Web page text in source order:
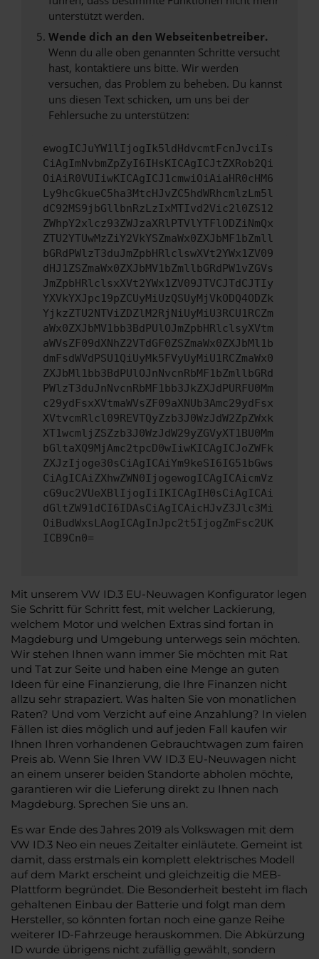
unterstützt werden.
Wende dich an den Webseitenbetreiber.
Wenn du alle oben genannten Schritte versucht
hast, kontaktiere uns bitte. Wir werden
versuchen, das Problem zu beheben. Du kannst
uns diesen Text schicken, um uns bei der
Fehlersuche zu unterstützen:
ewogICJuYW1lIjogIk5ldHdvcmtFcnJvciIs
CiAgImNvbmZpZyI6IHsKICAgICJtZXRob2Qi
OiAiR0VUIiwKICAgICJ1cmwiOiAiaHR0cHM6
Ly9hcGkueC5ha3MtcHJvZC5hdWRhcmlzLm5l
dC92MS9jbGllbnRzLzIxMTIvd2Vic2l0ZS12
ZWhpY2xlcz93ZWJzaXRlPTVlYTFlODZiNmQx
ZTU2YTUwMzZiY2VkYSZmaWx0ZXJbMF1bZmll
bGRdPWlzT3duJmZpbHRlclswXVt2YWx1ZV09
dHJ1ZSZmaWx0ZXJbMV1bZmllbGRdPW1vZGVs
JmZpbHRlclsxXVt2YWx1ZV09JTVCJTdCJTIy
YXVkYXJpc19pZCUyMiUzQSUyMjVkODQ4ODZk
YjkzZTU2NTViZDZlM2RjNiUyMiU3RCU1RCZm
aWx0ZXJbMV1bb3BdPUlOJmZpbHRlclsyXVtm
aWVsZF09dXNhZ2VTdGF0ZSZmaWx0ZXJbMl1b
dmFsdWVdPSU1QiUyMk5FVyUyMiU1RCZmaWx0
ZXJbMl1bb3BdPUlOJnNvcnRbMF1bZmllbGRd
PWlzT3duJnNvcnRbMF1bb3JkZXJdPURFU0Mm
c29ydFsxXVtmaWVsZF09aXNUb3Amc29ydFsx
XVtvcmRlcl09REVTQyZzb3J0WzJdW2ZpZWxk
XT1wcmljZSZzb3J0WzJdW29yZGVyXT1BU0Mm
bGltaXQ9MjAmc2tpcD0wIiwKICAgICJoZWFk
ZXJzIjoge30sCiAgICAiYm9keSI6IG51bGws
CiAgICAiZXhwZWN0IjogewogICAgICAicmVz
cG9uc2VUeXBlIjogIiIKICAgIH0sCiAgICAi
dGltZW91dCI6IDAsCiAgICAicHJvZ3Jlc3Mi
OiBudWxsLAogICAgInJpc2t5IjogZmFsc2UK
ICB9Cn0=
Mit unserem VW ID.3 EU-Neuwagen Konfigurator legen
Sie Schritt für Schritt fest, mit welcher Lackierung,
welchem Motor und welchen Extras sind fortan in
Magdeburg und Umgebung unterwegs sein möchten.
Wir stehen Ihnen wann immer Sie möchten mit Rat
und Tat zur Seite und haben eine Menge an guten
Ideen für eine Finanzierung, die Ihre Finanzen nicht
allzu sehr strapaziert. Was halten Sie von monatlichen
Raten? Und vom Verzicht auf eine Anzahlung? In vielen
Fällen ist dies möglich und auf jeden Fall kaufen wir
Ihnen Ihren vorhandenen Gebrauchtwagen zum fairen
Preis ab. Wenn Sie Ihren VW ID.3 EU-Neuwagen nicht
an einem unserer beiden Standorte abholen möchte,
garantieren wir die Lieferung direkt zu Ihnen nach
Magdeburg. Sprechen Sie uns an.
Es war Ende des Jahres 2019 als Volkswagen mit dem
VW ID.3 Neo ein neues Zeitalter einläutete. Gemeint ist
damit, dass erstmals ein komplett elektrisches Modell
auf dem Markt erscheint und gleichzeitig die MEB-
Plattform begründet. Die Besonderheit besteht im flach
gehaltenen Einbau der Batterie und folgt man dem
Hersteller, so könnten fortan noch eine ganze Reihe
weiterer ID-Fahrzeuge herauskommen. Die Abkürzung
ID wurde übrigens nicht zufällig gewählt, sondern